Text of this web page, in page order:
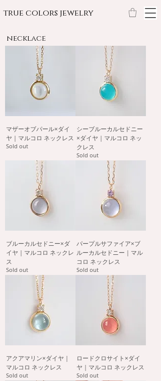
true colors jewelry
マザーオブパール×ダイ
ヤ｜マルコロ ネックレス
Sold out
シーブルーカルセドニー
×ダイヤ｜マルコロ ネッ
クレス
Sold out
ブルーカルセドニー×ダ
イヤ｜マルコロ ネックレ
ス
Sold out
パープルサファイア×ブ
ルーカルセドニー｜マル
コロ ネックレス
Sold out
アクアマリン×ダイヤ｜
マルコロ ネックレス
Sold out
ロードクロサイト×ダイ
ヤ｜マルコロ ネックレス
Sold out
necklace